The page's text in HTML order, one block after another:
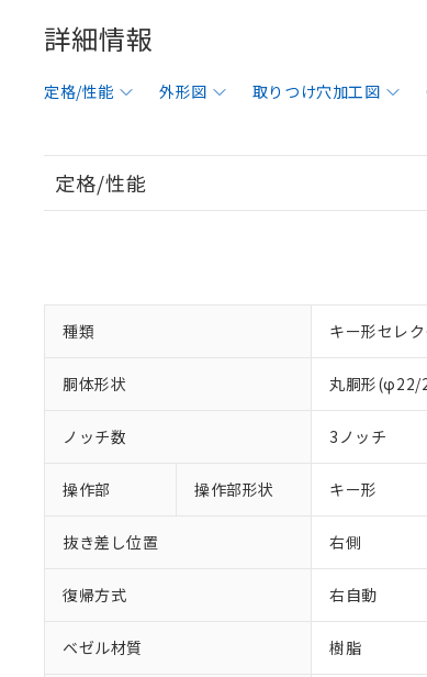
詳細情報
定格/性能 外形図 取りつけ穴加工図
定格/性能
種類 キー形セレ
胴体形状 丸胴形(φ22/
ノッチ数 3ノッチ
操作部 操作部形状 キー形
抜き差し位置 右側
復帰方式 右自動
ベゼル材質 樹脂